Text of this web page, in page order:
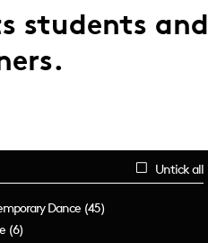
students and
Untick all
Dance (45)
(6)